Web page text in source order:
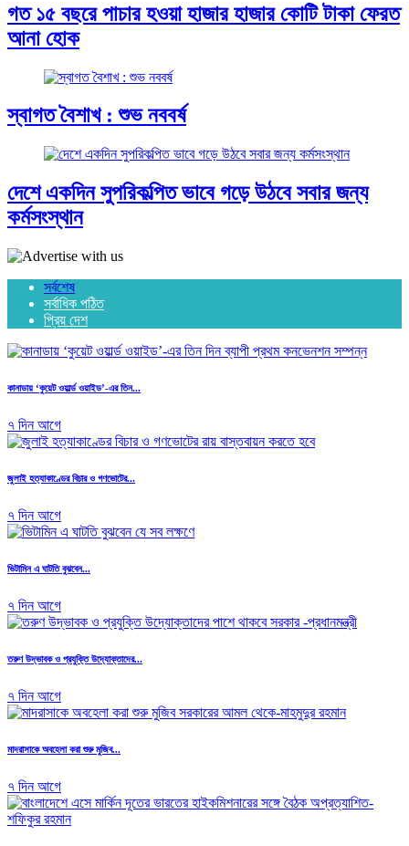
গত ১৫ বছরে পাচার হওয়া হাজার হাজার কোটি টাকা ফেরত
আনা হোক
স্বাগত বৈশাখ : শুভ নববর্ষ
দেশে একদিন সুপরিকল্পিত ভাবে গড়ে উঠবে সবার জন্য
কর্মসংস্থান
সর্বশেষ
সর্বাধিক পঠিত
প্রিয় দেশ
কানাডায় ‘কুয়েট ওয়ার্ল্ড ওয়াইড’-এর তিন...
৭ দিন আগে
জুলাই হত্যাকাণ্ডের বিচার ও গণভোটের...
৭ দিন আগে
ভিটামিন এ ঘাটতি বুঝবেন...
৭ দিন আগে
তরুণ উদ্ভাবক ও প্রযুক্তি উদ্যোক্তাদের...
৭ দিন আগে
মাদরাসাকে অবহেলা করা শুরু মুজিব...
৭ দিন আগে